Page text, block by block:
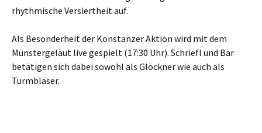
rhythmische Versiertheit auf.
Als Besonderheit der Konstanzer Aktion wird mit dem
Münstergeläut live gespielt (17:30 Uhr). Schriefl und Bär
betätigen sich dabei sowohl als Glöckner wie auch als
Turmbläser.